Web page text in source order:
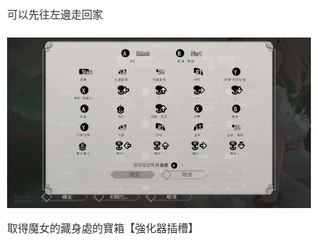
可以先往左邊走回家
取得魔女的藏身處的寶箱【強化器插槽】